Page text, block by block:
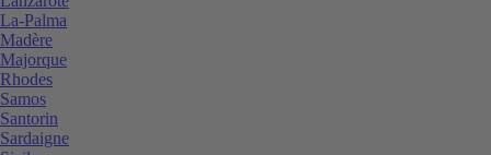
La-Palma
Madère
Majorque
Rhodes
Samos
Santorin
Sardaigne